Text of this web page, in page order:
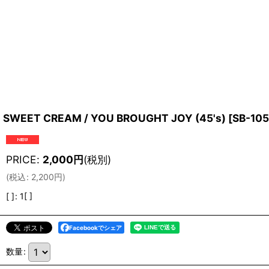
SWEET CREAM / YOU BROUGHT JOY (45's) [SB-
PRICE: 2,000円(税別)
(税込: 2,200円)
[ ]: 1[ ]
Facebookでシェア
数量: